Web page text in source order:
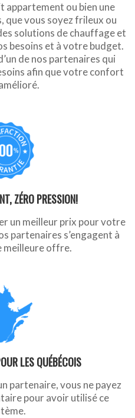
appartement ou bien une
que vous soyez frileux ou
solutions de chauffage et
besoins et à votre budget.
de nos partenaires qui
afin que votre confort
ZÉRO PRESSION!
un meilleur prix pour votre
partenaires s’engagent à
meilleure offre.
LES QUÉBÉCOIS
partenaire, vous ne payez
pour avoir utilisé ce